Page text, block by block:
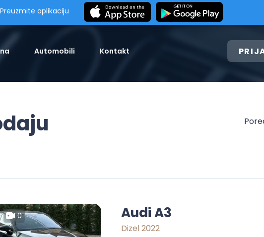
Preuzmite aplikaciju
Automobili Kontakt
0 Audi A3
Dizel 2022